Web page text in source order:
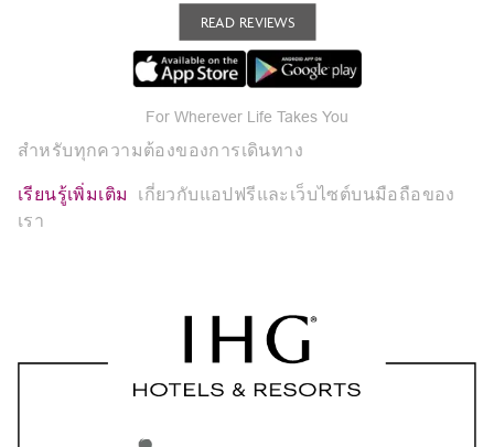
READ REVIEWS
For Wherever Life Takes You
สำหรับทุกความต้องของการเดินทาง
เรียนรู้เพิ่มเติม
เกี่ยวกับแอปฟรีและเว็บไซต์บนมือถือของ
เรา